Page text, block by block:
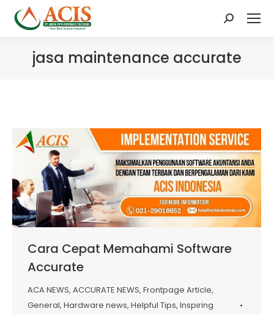
Search:
jasa maintenance accurate
Cara Cepat Memahami Software
Accurate
ACA NEWS, ACCURATE NEWS, Frontpage Article,
General, Hardware news, Helpful Tips, Inspiring